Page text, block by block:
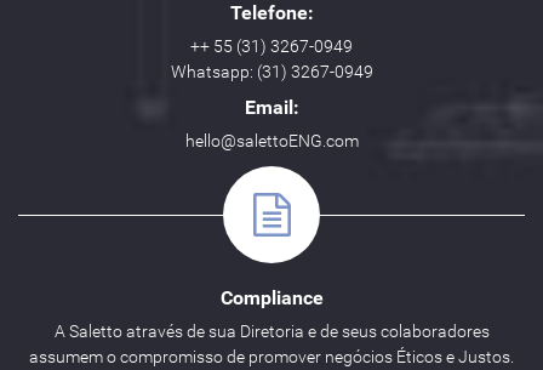
Telefone:
++ 55 (31) 3267-0949
Whatsapp: (31) 3267-0949
Email:
hello@salettoENG.com
Compliance
A Saletto através de sua Diretoria e de seus colaboradores
assumem o compromisso de promover negócios Éticos e Justos.